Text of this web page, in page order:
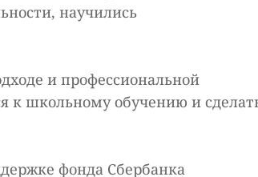
научились
и профессиональной
к школьному обучению и
фонда Сбербанка